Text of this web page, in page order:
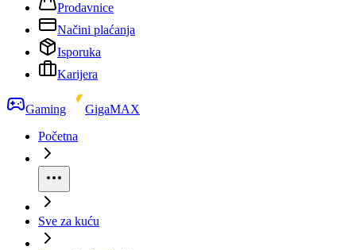
Prodavnice
Načini plaćanja
Isporuka
Karijera
Gaming
GigaMAX
Početna
Sve za kuću